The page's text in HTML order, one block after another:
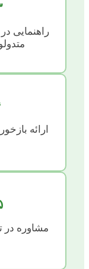
۳.
راهنمایی
ارائه
۵.
مشاوره در